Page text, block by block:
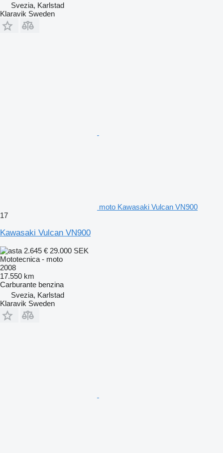
Svezia, Karlstad
Klaravik Sweden
moto Kawasaki Vulcan VN900
17
Kawasaki Vulcan VN900
2.645 € 29.000 SEK
Mototecnica - moto
2008
17.550 km
Carburante benzina
Svezia, Karlstad
Klaravik Sweden